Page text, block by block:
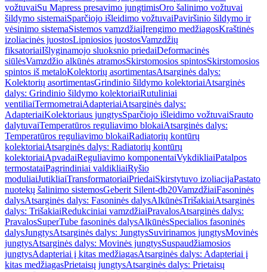
vožtuvaiSu Mapress presavimo jungtimisOro šalinimo vožtuvai
šildymo sistemaiSparčiojo išleidimo vožtuvaiPaviršinio šildymo ir
vėsinimo sistemaSistemos vamzdžiaiĮrengimo medžiagosKraštinės
izoliacinės juostosLipniosios juostosVamzdžių
fiksatoriaiIšlyginamojo sluoksnio priedaiDeformacinės
siūlėsVamzdžio alkūnės atramosSkirstomosios spintosSkirstomosios
spintos iš metaloKolektorių asortimentasAtsarginės dalys:
Kolektorių asortimentasGrindinio šildymo kolektoriaiAtsarginės
dalys: Grindinio šildymo kolektoriaiRutuliniai
ventiliaiTermometraiAdapteriaiAtsarginės dalys:
AdapteriaiKolektoriaus jungtysSparčiojo išleidimo vožtuvaiSrauto
dalytuvaiTemperatūros reguliavimo blokaiAtsarginės dalys:
Temperatūros reguliavimo blokaiRadiatorių kontūrų
kolektoriaiAtsarginės dalys: Radiatorių kontūrų
kolektoriaiApvadaiReguliavimo komponentaiVykdikliaiPatalpos
termostataiPagrindiniai valdikliaiRyšio
moduliaiJutikliaiTransformatoriaiPriedaiSkirstytuvo izoliacijaPastato
nuotekų šalinimo sistemosGeberit Silent-db20VamzdžiaiFasoninės
dalysAtsarginės dalys: Fasoninės dalysAlkūnėsTrišakiaiAtsarginės
dalys: TrišakiaiRedukciniai vamzdžiaiPravalosAtsarginės dalys:
PravalosSuperTube fasoninės dalysAlkūnėsSpecialios fasoninės
dalysJungtysAtsarginės dalys: JungtysSuvirinamos jungtysMovinės
jungtysAtsarginės dalys: Movinės jungtysSuspaudžiamosios
jungtysAdapteriai į kitas medžiagasAtsarginės dalys: Adapteriai į
kitas medžiagasPrietaisų jungtysAtsarginės dalys: Prietaisų